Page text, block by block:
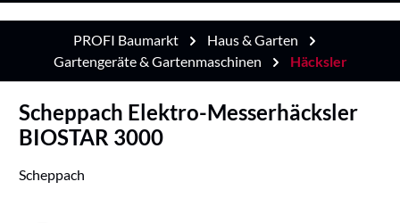
PROFI Baumarkt
Haus & Garten
Gartengeräte & Gartenmaschinen
Häcksler
Scheppach Elektro-Messerhäcksler
BIOSTAR 3000
Scheppach